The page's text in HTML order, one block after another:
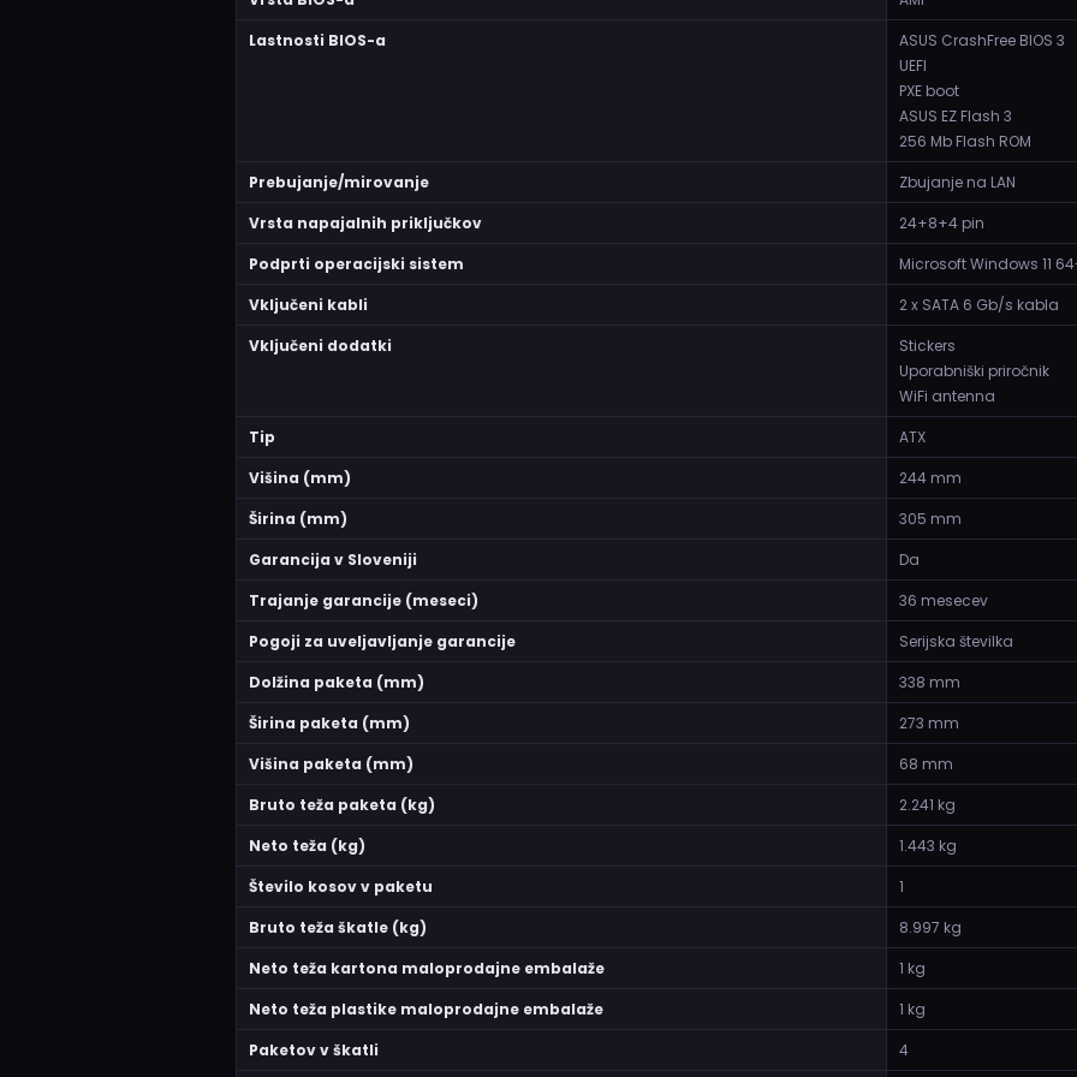
Lastnosti BIOS-a
ASUS CrashFree BIOS 3
UEFI
PXE boot
ASUS EZ Flash 3
256 Mb Flash ROM
Prebujanje/mirovanje
Zbujanje na LAN
Vrsta napajalnih priključkov
24+8+4 pin
Podprti operacijski sistem
Microsoft Windows 11
Vključeni kabli
2 x SATA 6 Gb/s kabla
Vključeni dodatki
Stickers
Uporabniški priročnik
WiFi antenna
Tip
ATX
Višina (mm)
244 mm
Širina (mm)
305 mm
Garancija v Sloveniji
Da
Trajanje garancije (meseci)
36 mesecev
Pogoji za uveljavljanje garancije
Serijska številka
Dolžina paketa (mm)
338 mm
Širina paketa (mm)
273 mm
Višina paketa (mm)
68 mm
Bruto teža paketa (kg)
2.241 kg
Neto teža (kg)
1.443 kg
Število kosov v paketu
1
Bruto teža škatle (kg)
8.997 kg
Neto teža kartona maloprodajne embalaže
1 kg
Neto teža plastike maloprodajne embalaže
1 kg
Paketov v škatli
4